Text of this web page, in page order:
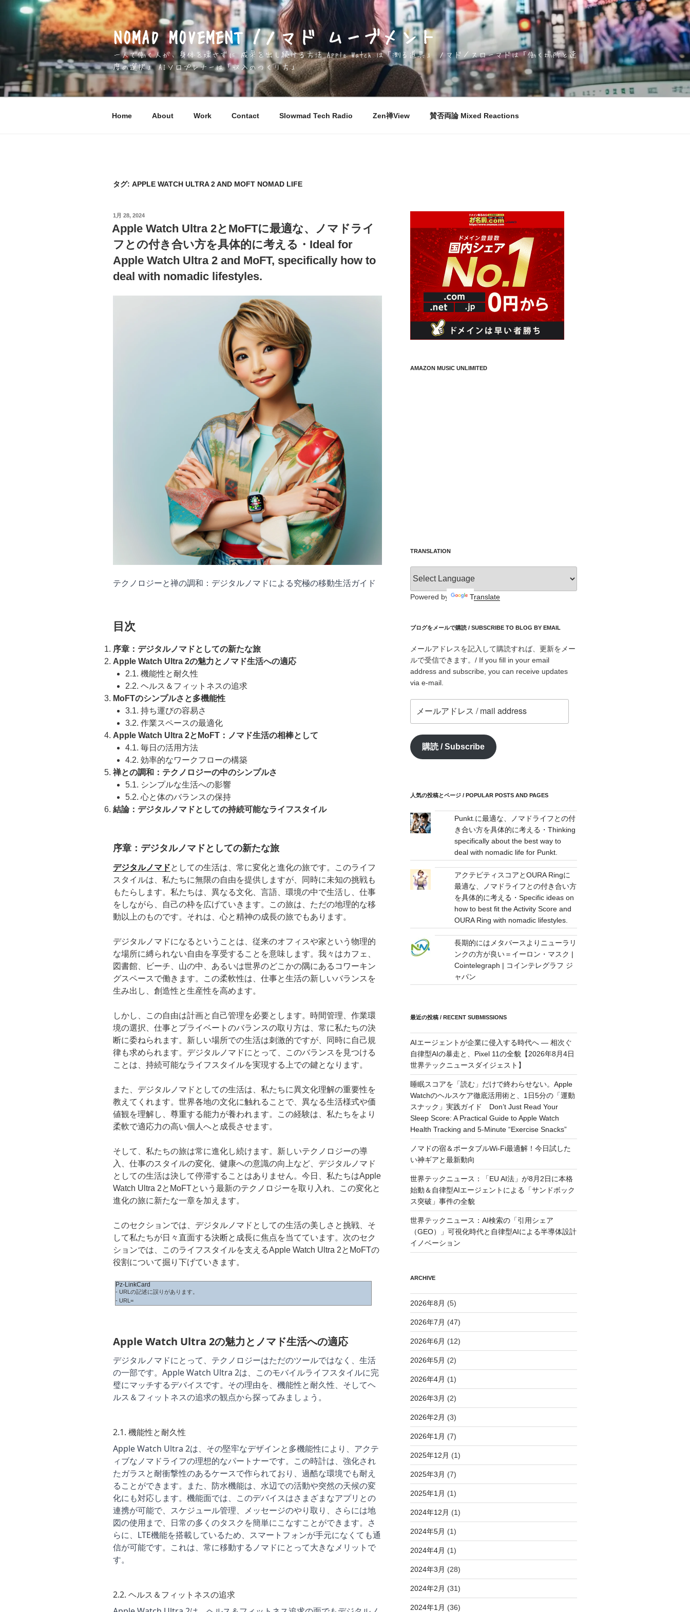
キ
NOMAD MOVEMENT /ノマド ムーブメント
一人で働く人が、身体を壊さずに 成果を出し続ける方法 Apple Watch は「測る道具」 ノマド／スローマドは「働く場所と速
度の選択」 AIソロプレナーは「収入のつくり方」
Home About Work Contact Slowmad Tech Radio Zen禅View 賛否両論 Mixed Reactions
タグ: APPLE WATCH ULTRA 2 AND MOFT NOMAD LIFE
投
日:
1月 28, 2024
Apple Watch Ultra 2とMoFTに最適な、ノマドライ
フとの付き合い方を具体的に考える・Ideal for
Apple Watch Ultra 2 and MoFT, specifically how to
deal with nomadic lifestyles.
テクノロジーと禅の調和：デジタルノマドによる究極の移動生活ガイド
目次
序章：デジタルノマドとしての新たな旅
Apple Watch Ultra 2の魅力とノマド生活への適応
2.1. 機能性と耐久性
2.2. ヘルス＆フィットネスの追求
MoFTのシンプルさと多機能性
3.1. 持ち運びの容易さ
3.2. 作業スペースの最適化
Apple Watch Ultra 2とMoFT：ノマド生活の相棒として
4.1. 毎日の活用方法
4.2. 効率的なワークフローの構築
禅との調和：テクノロジーの中のシンプルさ
5.1. シンプルな生活への影響
5.2. 心と体のバランスの保持
結論：デジタルノマドとしての持続可能なライフスタイル
序章：デジタルノマドとしての新たな旅
デジタルノマドとしての生活は、常に変化と進化の旅です。このライフ
スタイルは、私たちに無限の自由を提供しますが、同時に未知の挑戦も
もたらします。私たちは、異なる文化、言語、環境の中で生活し、仕事
をしながら、自己の枠を広げていきます。この旅は、ただの地理的な移
動以上のものです。それは、心と精神の成長の旅でもあります。
デジタルノマドになるということは、従来のオフィスや家という物理的
な場所に縛られない自由を享受することを意味します。我々はカフェ、
図書館、ビーチ、山の中、あるいは世界のどこかの隅にあるコワーキン
グスペースで働きます。この柔軟性は、仕事と生活の新しいバランスを
生み出し、創造性と生産性を高めます。
しかし、この自由は計画と自己管理を必要とします。時間管理、作業環
境の選択、仕事とプライベートのバランスの取り方は、常に私たちの決
断に委ねられます。新しい場所での生活は刺激的ですが、同時に自己規
律も求められます。デジタルノマドにとって、このバランスを見つける
ことは、持続可能なライフスタイルを実現する上での鍵となります。
また、デジタルノマドとしての生活は、私たちに異文化理解の重要性を
教えてくれます。世界各地の文化に触れることで、異なる生活様式や価
値観を理解し、尊重する能力が養われます。この経験は、私たちをより
柔軟で適応力の高い個人へと成長させます。
そして、私たちの旅は常に進化し続けます。新しいテクノロジーの導
入、仕事のスタイルの変化、健康への意識の向上など、デジタルノマド
としての生活は決して停滞することはありません。今日、私たちはApple
Watch Ultra 2とMoFTという最新のテクノロジーを取り入れ、この変化と
進化の旅に新たな一章を加えます。
このセクションでは、デジタルノマドとしての生活の美しさと挑戦、そ
して私たちが日々直面する決断と成長に焦点を当てています。次のセク
ションでは、このライフスタイルを支えるApple Watch Ultra 2とMoFTの
役割について掘り下げていきます。
Pz-LinkCard
- URLの記述に誤りがあります。
- URL=
Apple Watch Ultra 2の魅力とノマド生活への適応
デジタルノマドにとって、テクノロジーはただのツールではなく、生活
の一部です。Apple Watch Ultra 2は、このモバイルライフスタイルに完
璧にマッチするデバイスです。その理由を、機能性と耐久性、そしてヘ
ルス＆フィットネスの追求の観点から探ってみましょう。
2.1. 機能性と耐久性
Apple Watch Ultra 2は、その堅牢なデザインと多機能性により、アクテ
ィブなノマドライフの理想的なパートナーです。この時計は、強化され
たガラスと耐衝撃性のあるケースで作られており、過酷な環境でも耐え
ることができます。また、防水機能は、水辺での活動や突然の天候の変
化にも対応します。機能面では、このデバイスはさまざまなアプリとの
連携が可能で、スケジュール管理、メッセージのやり取り、さらには地
図の使用まで、日常の多くのタスクを簡単にこなすことができます。さ
らに、LTE機能を搭載しているため、スマートフォンが手元になくても通
信が可能です。これは、常に移動するノマドにとって大きなメリットで
す。
2.2. ヘルス＆フィットネスの追求
AMAZON MUSIC UNLIMITED
TRANSLATION
Powered by Translate
ブログをメールで購読 / SUBSCRIBE TO BLOG BY EMAIL
メールアドレスを記入して購読すれば、更新をメー
ルで受信できます。/ If you fill in your email
address and subscribe, you can receive updates
via e-mail.
ル
ア
ド
レ
mail
購読 / Subscribe
人気の投稿とページ / POPULAR POSTS AND PAGES
Punkt.に最適な、ノマドライフとの付
き合い方を具体的に考える・Thinking
specifically about the best way to
deal with nomadic life for Punkt.
アクテビティスコアとOURA Ringに
最適な、ノマドライフとの付き合い方
を具体的に考える・Specific ideas on
how to best fit the Activity Score and
OURA Ring with nomadic lifestyles.
長期的にはメタバースよりニューラリ
ンクの方が良い＝イーロン・マスク |
Cointelegraph | コインテレグラフ ジ
ャパン
最近の投稿 / RECENT SUBMISSIONS
AIエージェントが企業に侵入する時代へ — 相次ぐ
自律型AIの暴走と、Pixel 11の全貌【2026年8月4日
世界テックニュースダイジェスト】
睡眠スコアを「読む」だけで終わらせない。Apple
Watchのヘルスケア徹底活用術と、1日5分の「運動
スナック」実践ガイド Don’t Just Read Your
Sleep Score: A Practical Guide to Apple Watch
Health Tracking and 5-Minute “Exercise Snacks”
ノマドの宿＆ポータブルWi-Fi最適解！今日試した
い神ギアと最新動向
世界テックニュース：「EU AI法」が8月2日に本格
始動＆自律型AIエージェントによる「サンドボック
ス突破」事件の全貌
世界テックニュース：AI検索の「引用シェア
（GEO）」可視化時代と自律型AIによる半導体設計
イノベーション
ARCHIVE
2026年8月 (5)
2026年7月 (47)
2026年6月 (12)
2026年5月 (2)
2026年4月 (1)
2026年3月 (2)
2026年2月 (3)
2026年1月 (7)
2025年12月 (1)
2025年3月 (7)
2025年1月 (1)
2024年12月 (1)
2024年5月 (1)
2024年4月 (1)
2024年3月 (28)
2024年2月 (31)
2024年1月 (36)